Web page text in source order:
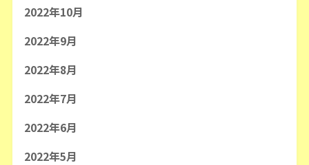
2022年10月
2022年9月
2022年8月
2022年7月
2022年6月
2022年5月